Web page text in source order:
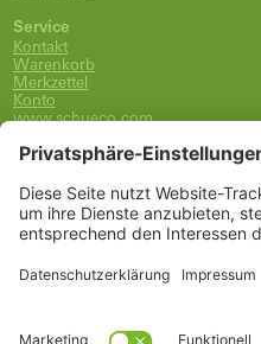
Service
Kontakt
Warenkorb
Merkzettel
Konto
www.schueco.com
0800-400-4007
kostenlos aus dem dt. Festnetz
Unsere Marken
Alle Marken
Schüco International KG